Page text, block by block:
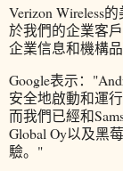
Verizon Wireless
於我們的企業客
企業信息和機構
Google表示：
安全地啟動和運
而我們已經和
Global Oy以及黑
驗。"